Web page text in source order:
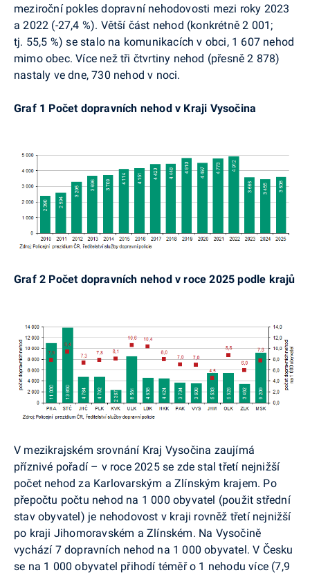
meziroční pokles dopravní nehodovosti mezi roky 2023
a 2022 (-27,4 %). Větší část nehod (konkrétně 2 001;
tj. 55,5 %) se stalo na komunikacích v obci, 1 607 nehod
mimo obec. Více než tři čtvrtiny nehod (přesně 2 878)
nastaly ve dne, 730 nehod v noci.
Graf 1 Počet dopravních nehod v Kraji Vysočina
Graf 2 Počet dopravních nehod v roce 2025 podle krajů
V mezikrajském srovnání Kraj Vysočina zaujímá
příznivé pořadí – v roce 2025 se zde stal třetí nejnižší
počet nehod za Karlovarským a Zlínským krajem. Po
přepočtu počtu nehod na 1 000 obyvatel (použit střední
stav obyvatel) je nehodovost v kraji rovněž třetí nejnižší
po kraji Jihomoravském a Zlínském. Na Vysočině
vychází 7 dopravních nehod na 1 000 obyvatel. V Česku
se na 1 000 obyvatel přihodí téměř o 1 nehodu více (7,9